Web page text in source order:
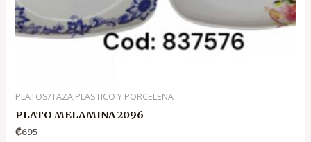
PLATOS/TAZA,PLASTICO Y PORCELENA
PLATO MELAMINA 2096
₡695